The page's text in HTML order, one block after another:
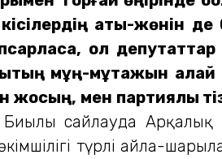
аты-жөнін
ол
мұң-мұқтажын қалай
жоқсың, мен партиялық
Биылғы сайлауда
түрлі айла-